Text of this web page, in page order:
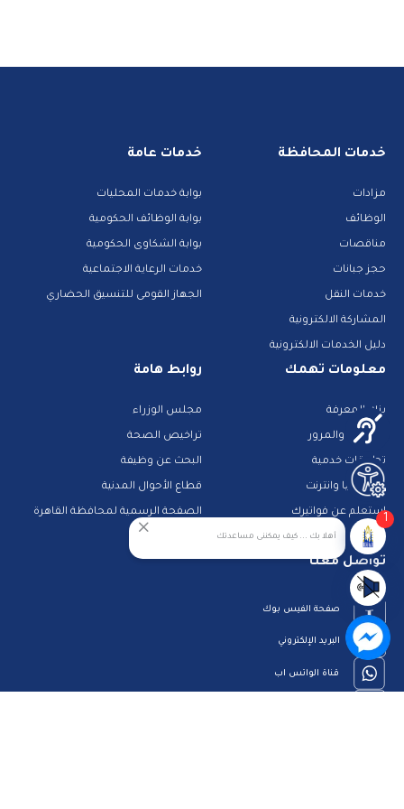
خدمات المحافظة
مزادات
الوظائف
مناقصات
حجز جبانات
خدمات النقل
المشاركة الالكترونية
دليل الخدمات الالكترونية
خدمات عامة
بوابة خدمات المحليات
بوابة الوظائف الحكومية
بوابة الشكاوى الحكومية
خدمات الرعاية الاجتماعية
الجهاز القومى للتنسيق الحضاري
معلومات تهمك
بنك المعرفة
الشرطة والمرور
تطبيقات خدمية
تكنولوجيا وانترنت
استعلم عن فواتيرك
منصات وأدلة تعليمية
روابط هامة
مجلس الوزراء
تراخيص الصحة
البحث عن وظيفة
قطاع الأحوال المدنية
الصفحة الرسمية لمحافظة القاهرة
تواصل معنا
صفحة الفيس بوك
البريد الإلكتروني
قناة الواتس اب
أهلا بك ... كيف يمكننى مساعدتك
1